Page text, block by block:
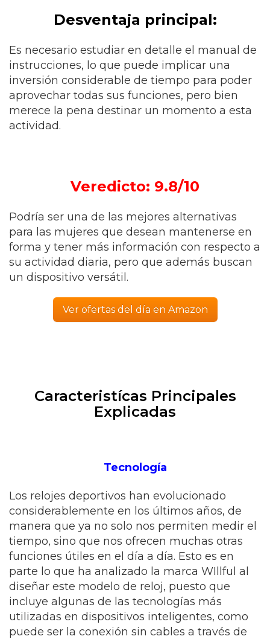
Desventaja principal:
Es necesario estudiar en detalle el manual de
instrucciones, lo que puede implicar una
inversión considerable de tiempo para poder
aprovechar todas sus funciones, pero bien
merece la pena destinar un momento a esta
actividad.
Veredicto: 9.8/10
Podría ser una de las mejores alternativas
para las mujeres que desean mantenerse en
forma y tener más información con respecto a
su actividad diaria, pero que además buscan
un dispositivo versátil.
Ver ofertas del día en Amazon
Caracteristícas Principales
Explicadas
Tecnología
Los relojes deportivos han evolucionado
considerablemente en los últimos años, de
manera que ya no solo nos permiten medir el
tiempo, sino que nos ofrecen muchas otras
funciones útiles en el día a día. Esto es en
parte lo que ha analizado la marca WIllful al
diseñar este modelo de reloj, puesto que
incluye algunas de las tecnologías más
utilizadas en dispositivos inteligentes, como
puede ser la conexión sin cables a través de